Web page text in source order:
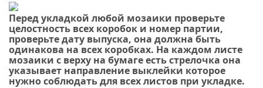
Перед укладкой любой мозаики проверьте
целостность всех коробок и номер партии,
проверьте дату выпуска, она должна быть
одинакова на всех коробках. На каждом листе
мозаики с верху на бумаге есть стрелочка она
указывает направление выклейки которое
нужно соблюдать для всех листов при укладке.